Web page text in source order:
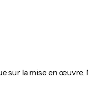
sur la mise en œuvre.